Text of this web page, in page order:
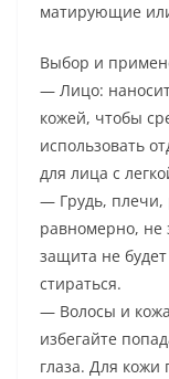
матирующие
Выбор и
— Лицо:
кожей, чтобы
использовать
для лица с
— Грудь, плечи,
равномерно, не
защита не
стираться.
— Волосы и
избегайте
глаза. Для кожи